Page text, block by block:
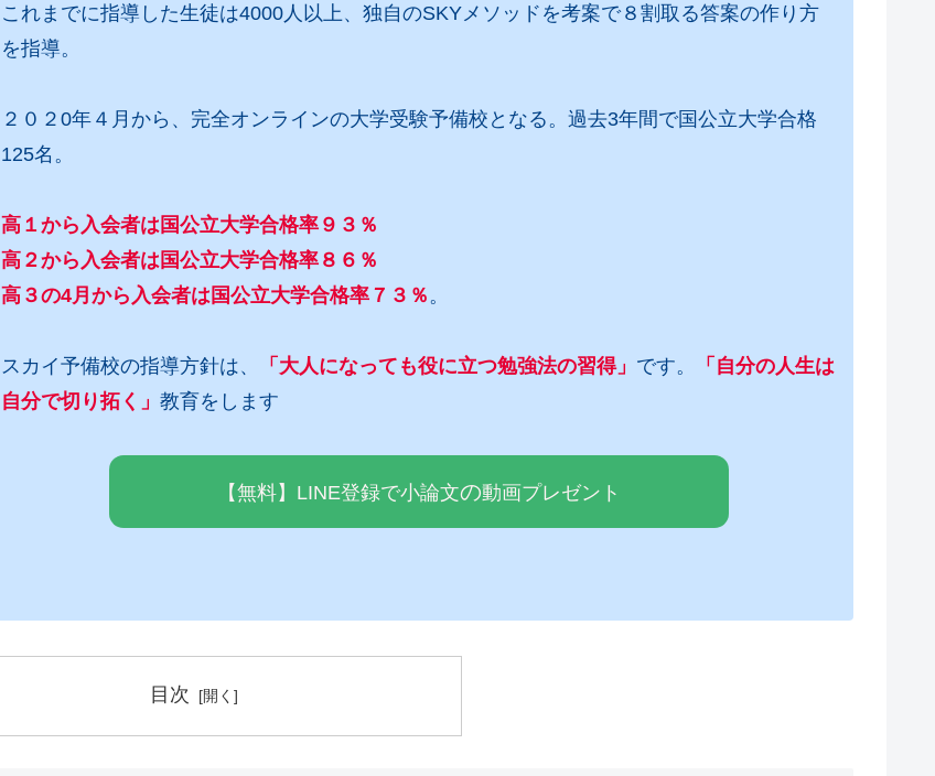
これまでに指導した生徒は4000人以上、独自のSKYメソッドを考案で８割取る答案の作り方
を指導。
２０２0年４月から、完全オンラインの大学受験予備校となる。過去3年間で国公立大学合格
125名。
高１から入会者は国公立大学合格率９３％
高２から入会者は国公立大学合格率８６％
高３の4月から入会者は国公立大学合格率７３％。
スカイ予備校の指導方針は、 「大人になっても役に立つ勉強法の習得」 です。
「自分の人生は
自分で切り拓く」教育をします
【無料】LINE登録で小論文の動画プレゼン ト
目次